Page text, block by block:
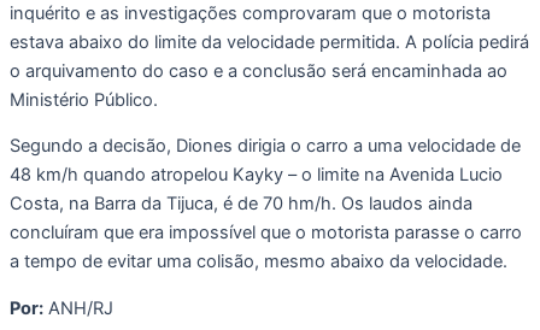
inquérito e as investigações comprovaram que o motorista
estava abaixo do limite da velocidade permitida. A polícia pedirá
o arquivamento do caso e a conclusão será encaminhada ao
Ministério Público.
Segundo a decisão, Diones dirigia o carro a uma velocidade de
48 km/h quando atropelou Kayky – o limite na Avenida Lucio
Costa, na Barra da Tijuca, é de 70 hm/h. Os laudos ainda
concluíram que era impossível que o motorista parasse o carro
a tempo de evitar uma colisão, mesmo abaixo da velocidade.
Por: ANH/RJ